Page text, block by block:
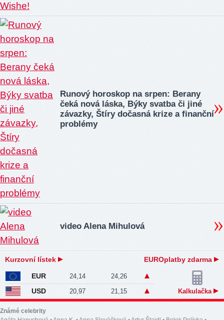
Runový horoskop na srpen: Berany
čeká nová láska, Býky svatba či jiné
závazky, Štíry dočasná krize a finanční
problémy
video Alena Mihulová
Kurzovní lístek EUROplatby zdarma
EUR 24,14 24,26
USD 20,97 21,15 Kalkulačka
Známé celebrity